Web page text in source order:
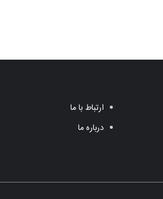
ارتباط با ما
درباره ما